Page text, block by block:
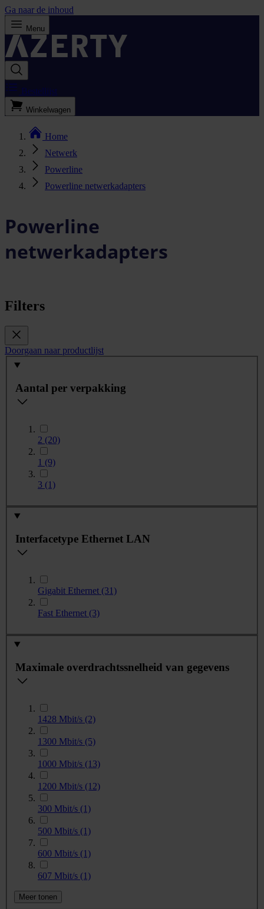
Ga naar de inhoud
Menu
Bestellijst
Winkelwagen
Home
Netwerk
Powerline
Powerline netwerkadapters
Powerline
netwerkadapters
Filters
Doorgaan naar productlijst
Aantal per verpakking
2 (20)
1 (9)
3 (1)
Interfacetype Ethernet LAN
Gigabit Ethernet (31)
Fast Ethernet (3)
Maximale overdrachtssnelheid van gegevens
1428 Mbit/s (2)
1300 Mbit/s (5)
1000 Mbit/s (13)
1200 Mbit/s (12)
300 Mbit/s (1)
500 Mbit/s (1)
600 Mbit/s (1)
607 Mbit/s (1)
Meer tonen